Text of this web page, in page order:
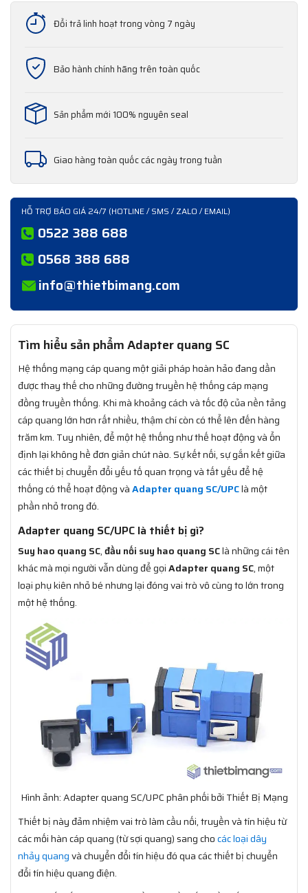
Đổi trả linh hoạt trong vòng 7 ngày
Bảo hành chính hãng trên toàn quốc
Sản phẩm mới 100% nguyên seal
Giao hàng toàn quốc các ngày trong tuần
HỖ TRỢ BÁO GIÁ 24/7 (HOTLINE / SMS / ZALO / EMAIL)
0522 388 688
0568 388 688
info@thietbimang.com
Tìm hiểu sản phẩm Adapter quang SC
Hệ thống mạng cáp quang một giải pháp hoàn hảo đang dần
được thay thế cho những đường truyền hệ thống cáp mạng
đồng truyền thống. Khi mà khoảng cách và tốc độ của nền tảng
cáp quang lớn hơn rất nhiều, thậm chí còn có thể lên đến hàng
trăm km. Tuy nhiên, để một hệ thống như thế hoạt động và ổn
định lại không hề đơn giản chút nào. Sự kết nối, sự gắn kết giữa
các thiết bị chuyển đổi yếu tố quan trọng và tất yếu để hệ
thống có thể hoạt động vàAdapter quang SC/UPClà một
phần nhỏ trong đó.
Adapter quang SC/UPC là thiết bị gì?
Suy hao quang SC,đầu nối suy hao quang SClà những cái tên
khác mà mọi người vẫn dùng để gọiAdapter quang SC, một
loại phụ kiên nhỏ bé nhưng lại đóng vai trò vô cùng to lớn trong
một hệ thống.
Hình ảnh: Adapter quang SC/UPC phân phối bởi Thiết Bị Mạng
Thiết bị này đảm nhiệm vai trò làm cầu nối, truyền và tín hiệu từ
các mối hàn cáp quang (từ sợi quang) sang chocác loại dây
nhảy quangvà chuyển đổi tín hiệu đó qua các thiết bị chuyển
đổi tín hiệu quang điện.